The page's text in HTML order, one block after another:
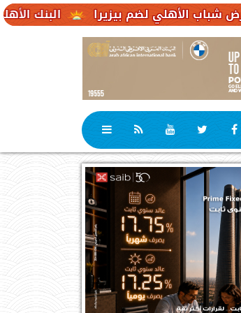
البنك الأهلي الكويتي – مصر يحقق صافي لضم بيزيرا
رياضة